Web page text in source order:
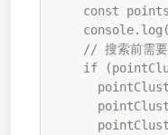
const
// 搜索前需
if